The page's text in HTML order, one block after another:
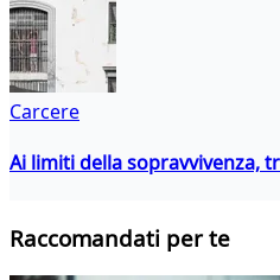
Carcere
Ai limiti della sopravvivenza,
Raccomandati per te